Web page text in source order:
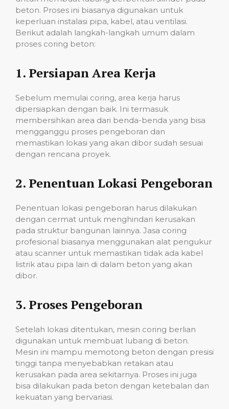
beton. Proses ini biasanya digunakan untuk
keperluan instalasi pipa, kabel, atau ventilasi.
Berikut adalah langkah-langkah umum dalam
proses coring beton:
1. Persiapan Area Kerja
Sebelum memulai coring, area kerja harus
dipersiapkan dengan baik. Ini termasuk
membersihkan area dari benda-benda yang bisa
mengganggu proses pengeboran dan
memastikan lokasi yang akan dibor sudah sesuai
dengan rencana proyek.
2. Penentuan Lokasi Pengeboran
Penentuan lokasi pengeboran harus dilakukan
dengan cermat untuk menghindari kerusakan
pada struktur bangunan lainnya. Jasa coring
profesional biasanya menggunakan alat pengukur
atau scanner untuk memastikan tidak ada kabel
listrik atau pipa lain di dalam beton yang akan
dibor.
3. Proses Pengeboran
Setelah lokasi ditentukan, mesin coring berlian
digunakan untuk membuat lubang di beton.
Mesin ini mampu memotong beton dengan presisi
tinggi tanpa menyebabkan retakan atau
kerusakan pada area sekitarnya. Proses ini juga
bisa dilakukan pada beton dengan ketebalan dan
kekuatan yang bervariasi.